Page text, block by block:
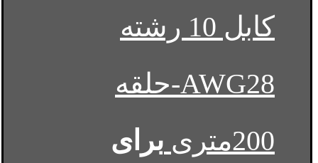
کابل 10 رشته
AWG28-حلقه
200متری
برای